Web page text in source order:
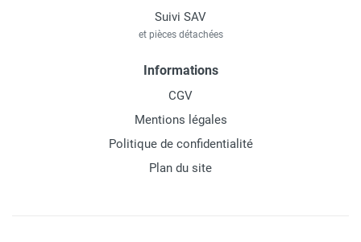
Suivi SAV
et pièces détachées
Informations
CGV
Mentions légales
Politique de confidentialité
Plan du site